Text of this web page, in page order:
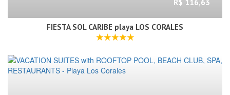
R$ 116,63
FIESTA SOL CARIBE playa LOS CORALES